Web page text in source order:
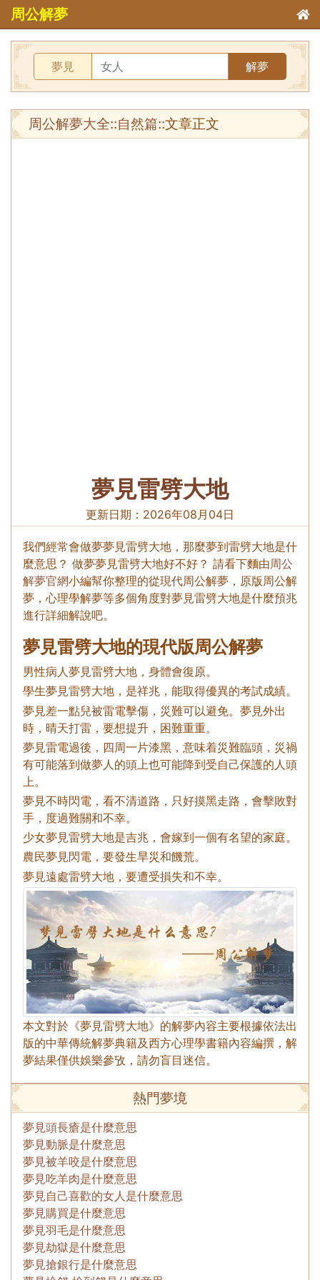
周公解夢
夢見 解夢
周公解夢大全::自然篇::文章正文
夢見雷劈大地
更新日期： 2026年08月04日
我們經常會做夢夢見雷劈大地，那麼夢到雷劈大地是什
麼意思？ 做夢夢見雷劈大地好不好？ 請看下麵由周公
解夢官網小編幫你整理的從現代周公解夢，原版周公解
夢，心理學解夢等多個角度對夢見雷劈大地是什麼預兆
進行詳細解說吧。
夢見雷劈大地的現代版周公解夢
男性病人夢見雷劈大地，身體會復原。
學生夢見雷劈大地，是祥兆，能取得優異的考試成績。
夢見差一點兒被雷電擊傷，災難可以避免。夢見外出
時，晴天打雷，要想提升，困難重重。
夢見雷電過後，四周一片漆黑，意味着災難臨頭，災禍
有可能落到做夢人的頭上也可能降到受自己保護的人頭
上。
夢見不時閃電，看不清道路，只好摸黑走路，會擊敗對
手，度過難關和不幸。
少女夢見雷劈大地是吉兆，會嫁到一個有名望的家庭。
農民夢見閃電，要發生旱災和饑荒。
夢見遠處雷劈大地，要遭受損失和不幸。
本文對於《夢見雷劈大地》的解夢內容主要根據依法出
版的中華傳統解夢典籍及西方心理學書籍內容編撰，解
夢結果僅供娛樂參攷，請勿盲目迷信。
熱門夢境
夢見頭長瘡是什麼意思
夢見動脈是什麼意思
夢見被羊咬是什麼意思
夢見吃羊肉是什麼意思
夢見自己喜歡的女人是什麼意思
夢見購買是什麼意思
夢見羽毛是什麼意思
夢見劫獄是什麼意思
夢見搶銀行是什麼意思